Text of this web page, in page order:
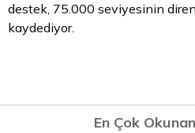
destek, 75.000 seviyesinin
kaydediyor.
En Çok